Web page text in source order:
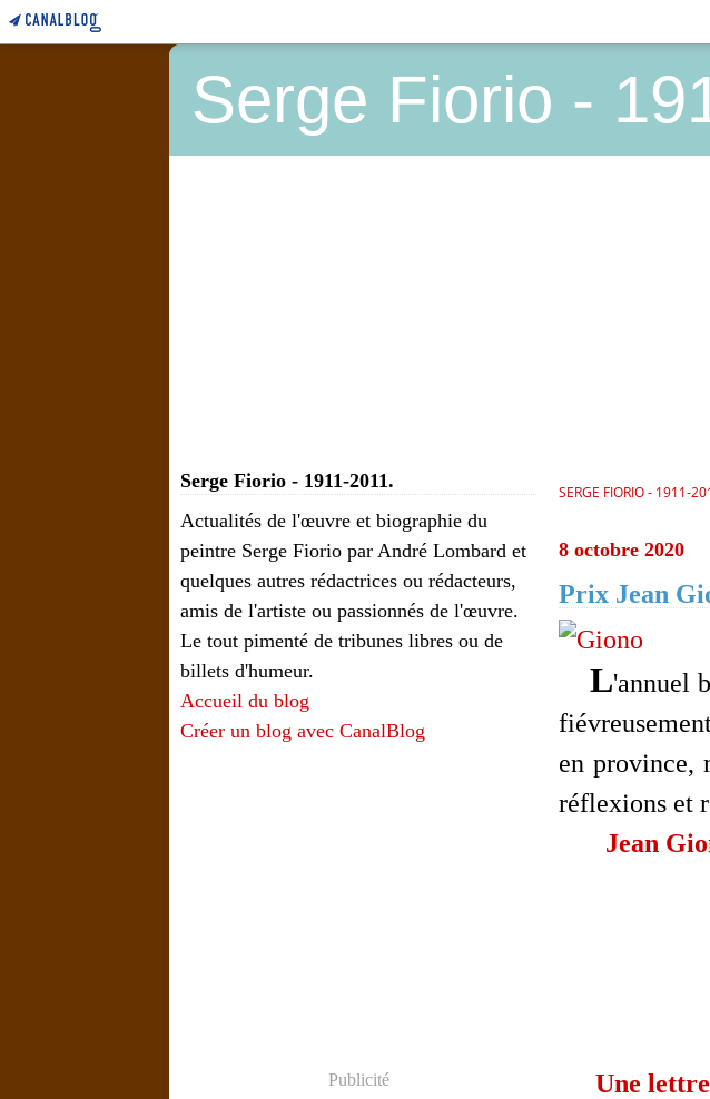
Serge Fiorio -
Serge Fiorio - 1911-2011.
Actualités de l'œuvre et biographie du
peintre Serge Fiorio par André Lombard et
quelques autres rédactrices ou rédacteurs,
amis de l'artiste ou passionnés de l'œuvre.
Le tout pimenté de tribunes libres ou de
billets d'humeur.
Accueil du blog
Créer un blog avec CanalBlog
Publicité
SERGE FIORIO - 1911-
8 octobre 2020
Prix Jean
L'annuel
en province,
réflexions et
Jean
Une